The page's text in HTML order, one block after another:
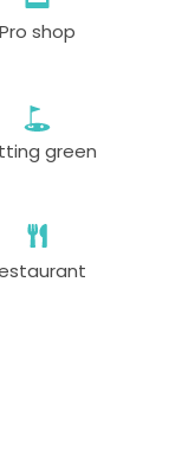
Pro shop
green